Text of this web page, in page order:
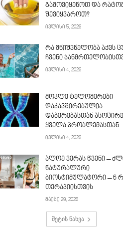
გამოვიყენოთ და
შევიყვაროთ?
ივლისი 5, 2026
რა მნიშვნელობა აქვს
ჩვენი
ივლისი 4, 2026
მოკლე ტელომერები
დაკავშირებულია
დაბერებასთან
ყველა პრობლემასთან
ივლისი 4, 2026
ალოე ვერას წვენი –
ნატურალური
ბიოსტიმულატორი – 6
თერაპიისთვის
მაისი 29, 2026
მეტის ნახვა